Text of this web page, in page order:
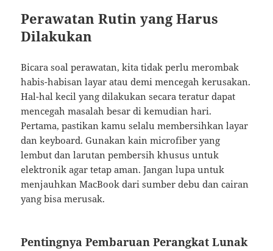
Perawatan Rutin yang Harus
Dilakukan
Bicara soal perawatan, kita tidak perlu merombak
habis-habisan layar atau demi mencegah kerusakan.
Hal-hal kecil yang dilakukan secara teratur dapat
mencegah masalah besar di kemudian hari.
Pertama, pastikan kamu selalu membersihkan layar
dan keyboard. Gunakan kain microfiber yang
lembut dan larutan pembersih khusus untuk
elektronik agar tetap aman. Jangan lupa untuk
menjauhkan MacBook dari sumber debu dan cairan
yang bisa merusak.
Pentingnya Pembaruan Perangkat Lunak